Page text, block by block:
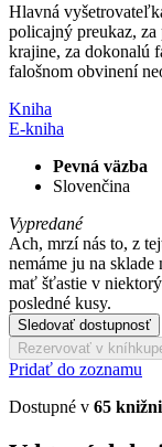
Hlavná
policajný preukaz,
krajine, za dokonalú
falošnom obvinení
Kniha
E-kniha
Pevná väzba
Slovenčina
Vypredané
Ach, mrzí nás to, z
nemáme ju na
mať šťastie v
posledné kusy.
Sledovať dostupnosť
Rezervovať v
Pridať do zoznamu
Dostupné v 65